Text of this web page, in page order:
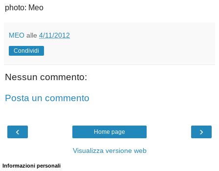
photo: Meo
MEO alle 4/11/2012
Condividi
Nessun commento:
Posta un commento
‹ ›
Home page
Visualizza versione web
Informazioni personali